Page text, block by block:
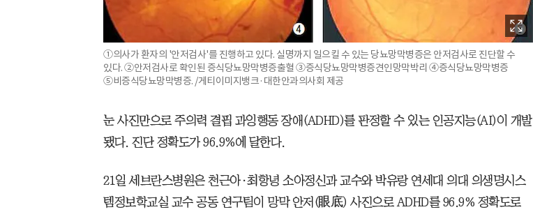
①의사가 환자의 '안저검사'를 진행하고 있다. 실명까지 일으킬 수 있는 당뇨망막병증은 안저검사로 진단할 수
있다. ②안저검사로 확인된 증식당뇨망막병증출혈 ③증식당뇨망막병증견인망막박리 ④증식당뇨망막병증
⑤비증식당뇨망막병증. /게티이미지뱅크·대한안과의사회 제공
눈 사진만으로 주의력 결핍 과잉행동 장애(ADHD)를 판정할 수 있는 인공지능(AI)이 개발
됐다. 진단 정확도가 96.9%에 달한다.
21일 세브란스병원은 천근아·최항녕 소아정신과 교수와 박유랑 연세대 의대 의생명시스
템정보학교실 교수 공동 연구팀이 망막 안저(眼底) 사진으로 ADHD를 96.9% 정확도로